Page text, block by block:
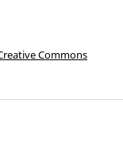
Commons